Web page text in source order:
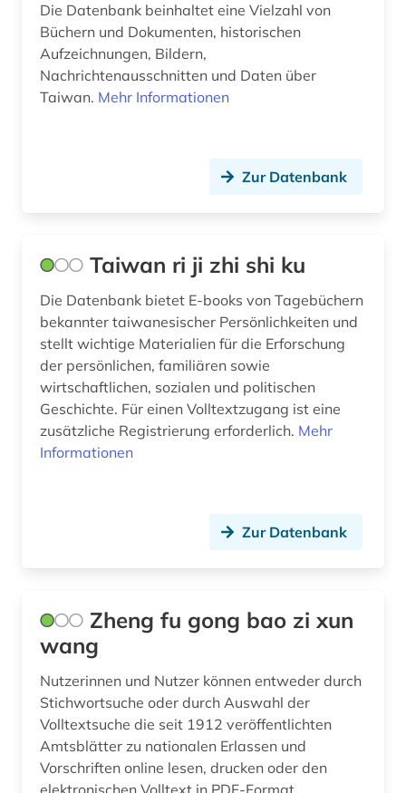
Die Datenbank beinhaltet eine Vielzahl von
Büchern und Dokumenten, historischen
Aufzeichnungen, Bildern,
Nachrichtenausschnitten und Daten über
Taiwan. Mehr Informationen
Zur Datenbank
Taiwan ri ji zhi shi ku
Die Datenbank bietet E-books von Tagebüchern
bekannter taiwanesischer Persönlichkeiten und
stellt wichtige Materialien für die Erforschung
der persönlichen, familiären sowie
wirtschaftlichen, sozialen und politischen
Geschichte. Für einen Volltextzugang ist eine
zusätzliche Registrierung erforderlich. Mehr
Informationen
Zur Datenbank
Zheng fu gong bao zi xun
wang
Nutzerinnen und Nutzer können entweder durch
Stichwortsuche oder durch Auswahl der
Volltextsuche die seit 1912 veröffentlichten
Amtsblätter zu nationalen Erlassen und
Vorschriften online lesen, drucken oder den